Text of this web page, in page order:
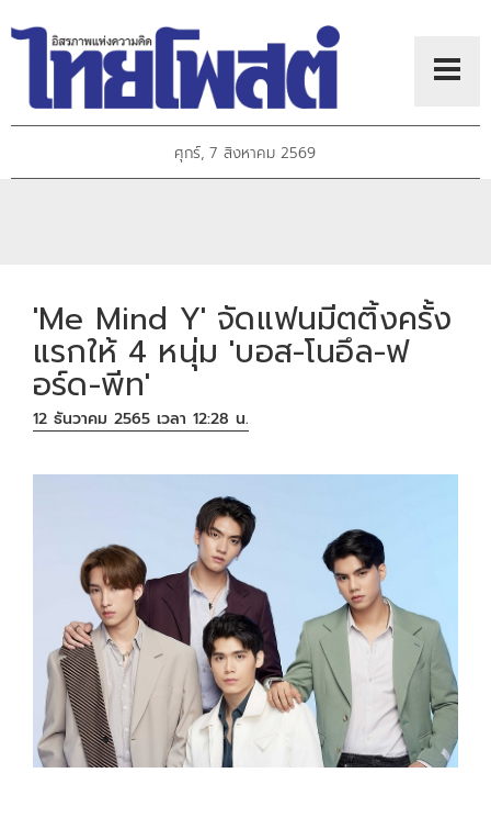
ศุกร์, 7 สิงหาคม 2569
'Me Mind Y' จัดแฟนมีตติ้งครั้ง
แรกให้ 4 หนุ่ม 'บอส-โนอึล-ฟ
อร์ด-พีท'
12 ธันวาคม 2565 เวลา 12:28 น.